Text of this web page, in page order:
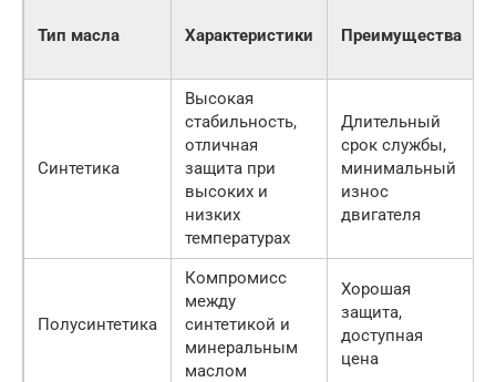
Тип масла Характеристики Преимущества
Синтетика
Высокая
стабильность,
отличная
защита при
высоких и
низких
температурах
Длительный
срок службы,
минимальный
износ
двигателя
Полусинтетика
Компромисс
между
синтетикой и
минеральным
маслом
Хорошая
защита,
доступная
цена